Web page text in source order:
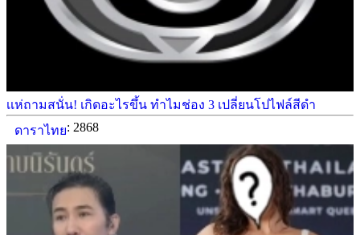
เเห่ถามสนั่น! เกิดอะไรขึ้น ทำไมช่อง 3 เปลี่ยนโปไฟล์สีดำ
ดาราไทย: 2868